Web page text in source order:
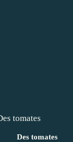
Des tomates